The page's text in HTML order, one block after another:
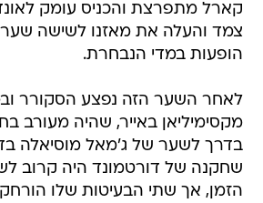
קארל מתפרצת והכניס עומק
צמד והעלה את מאזנו לשישה
הופעות במדי הנבחרת.
לאחר השער הזה נפצע הסקורר
מקסימיליאן באייר, שהיה מעורב
שחקנה של דורטמונד היה קרוב
הזמן, אך שתי הבעיטות שלו